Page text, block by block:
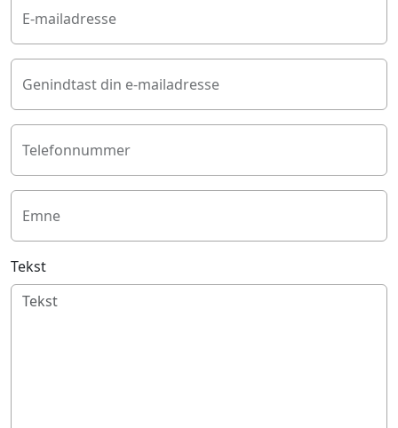
E-mailadresse
Genindtast din e-mailadresse
Telefonnummer
Emne
Tekst